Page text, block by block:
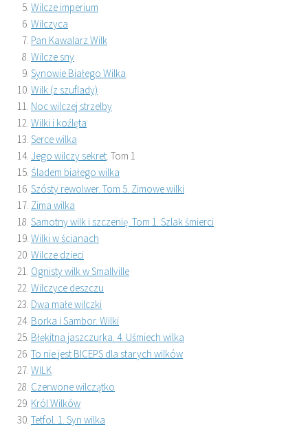
Wilcze imperium
Wilczyca
Pan Kawalarz Wilk
Wilcze sny
Synowie Białego Wilka
Wilk (z szuflady)
Noc wilczej strzelby
Wilki i koźlęta
Serce wilka
Jego wilczy sekret. Tom 1
Śladem białego wilka
Szósty rewolwer. Tom 5. Zimowe wilki
Zima wilka
Samotny wilk i szczenię. Tom 1. Szlak śmierci
Wilki w ścianach
Wilcze dzieci
Ognisty wilk w Smallville
Wilczyce deszczu
Dwa małe wilczki
Borka i Sambor. Wilki
Błękitna jaszczurka. 4. Uśmiech wilka
To nie jest BICEPS dla starych wilków
WILK
Czerwone wilczątko
Król Wilków
Tetfol. 1. Syn wilka